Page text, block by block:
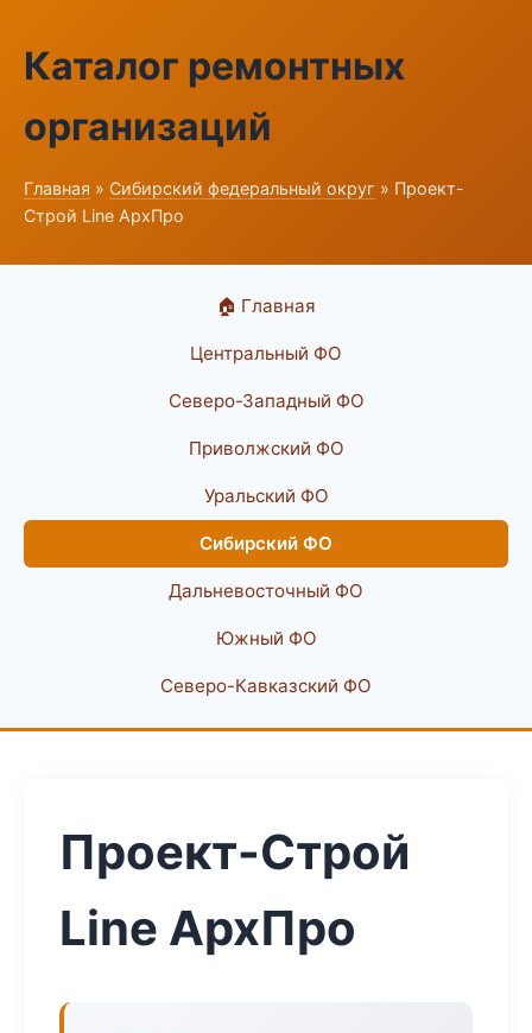
Каталог ремонтных
организаций
Главная » Сибирский федеральный округ » Проект-
Строй Line АрхПро
🏠 Главная
Центральный ФО
Северо-Западный ФО
Приволжский ФО
Уральский ФО
Сибирский ФО
Дальневосточный ФО
Южный ФО
Северо-Кавказский ФО
Проект-Строй
Line АрхПро